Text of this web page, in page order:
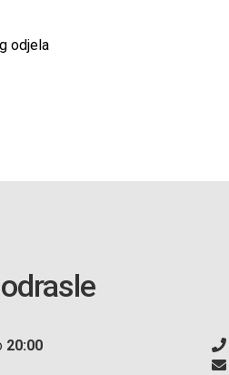
odjela
20:00